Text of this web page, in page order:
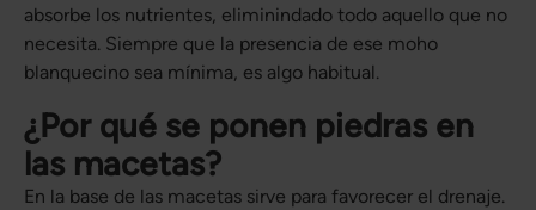
absorbe los nutrientes, eliminindado todo aquello que no
necesita. Siempre que la presencia de ese moho
blanquecino sea mínima, es algo habitual.
¿Por qué se ponen piedras en
las macetas?
En la base de las macetas sirve para favorecer el drenaje.